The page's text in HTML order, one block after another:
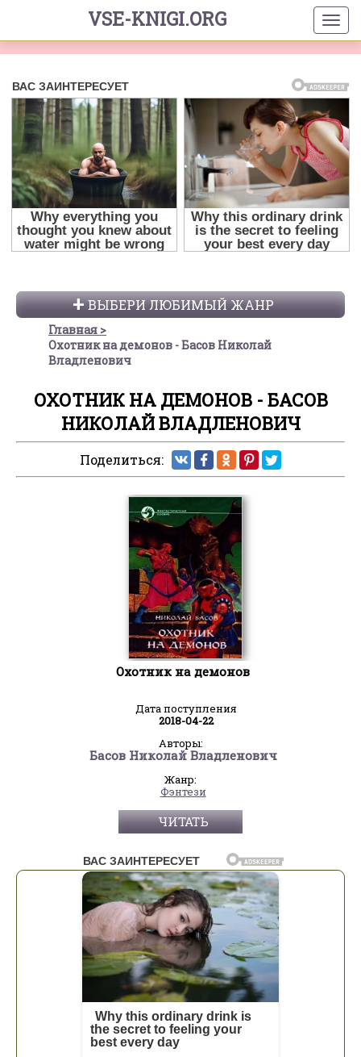
VSE-KNIGI.ORG
ВЫБЕРИ ЛЮБИМЫЙ ЖАНР
Главная
Охотник на демонов - Басов Николай
Владленович
ОХОТНИК НА ДЕМОНОВ - БАСОВ
НИКОЛАЙ ВЛАДЛЕНОВИЧ
Поделиться:
Охотник на демонов
Дата поступления
2018-04-22
Авторы:
Басов Николай Владленович
Жанр:
Фэнтези
ЧИТАТЬ